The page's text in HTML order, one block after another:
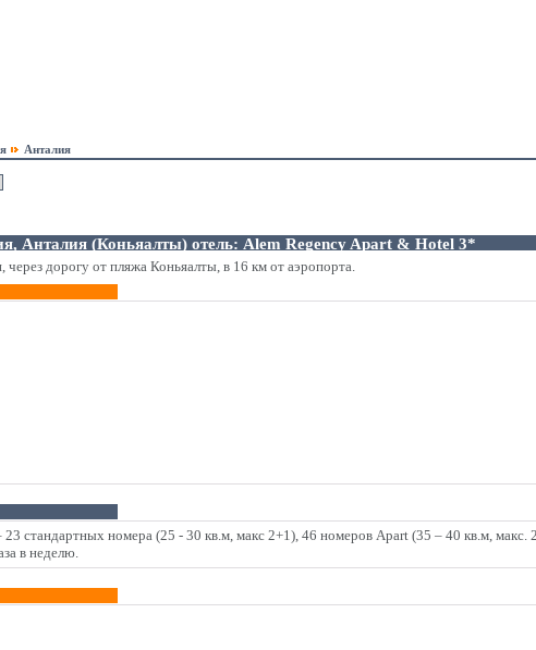
Анталия
Анталия (Коньяалты) отель: Alem Regency Apart & Hotel 3*
дорогу от пляжа Коньяалты, в 16 км от аэропорта.
23 стандартных номера (25 - 30 кв.м, макс 2+1), 46 номеров Apart (35 – 40 кв.м, макс.
в неделю.